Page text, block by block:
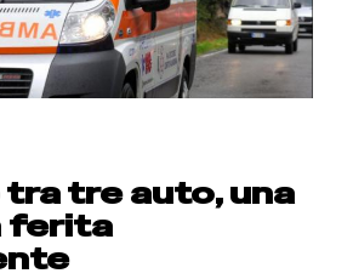
tre auto, una
ferita